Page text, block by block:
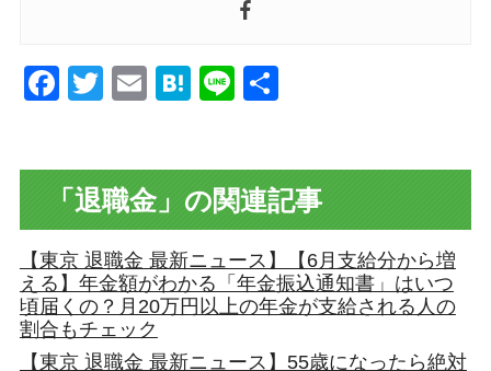
Facebook
Twitter
EmailHatena
Line共
「退職金」の関連記事
【東京 退職金 最新ニュース】【6月支給分から増
える】年金額がわかる「年金振込通知書」はいつ
頃届くの？月20万円以上の年金が支給される人の
割合もチェック
【東京 退職金 最新ニュース】55歳になったら絶対